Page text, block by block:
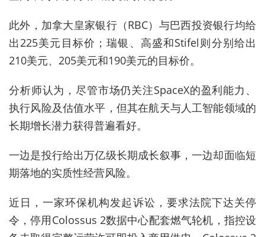
此外，加拿大皇家银行（RBC）与巴西投资银行均给
出225美元目标价；瑞银、高盛和Stifel则分别给出
210美元、205美元和190美元的目标价。
分析师认为，尽管市场仍关注SpaceX的盈利能力、
执行风险及估值水平，但其在航天与人工智能领域的
长期增长潜力获得普遍看好。
一边是投行给出万亿级长期成长叙事，一边却面临短
期落地的实质性经营风险。
近日，一家环保机构发起诉讼，要求法院下达关停
令，停用Colossus 2数据中心配套燃气轮机，指控设